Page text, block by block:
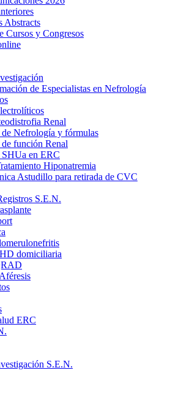
Abstracts
Cursos y Congresos
de Especialistas en Nefrología
Renal
Nefrología y fórmulas
función Renal
en ERC
Hiponatremia
Astudillo para retirada de CVC
S.E.N.
domiciliaria
ERC
S.E.N.